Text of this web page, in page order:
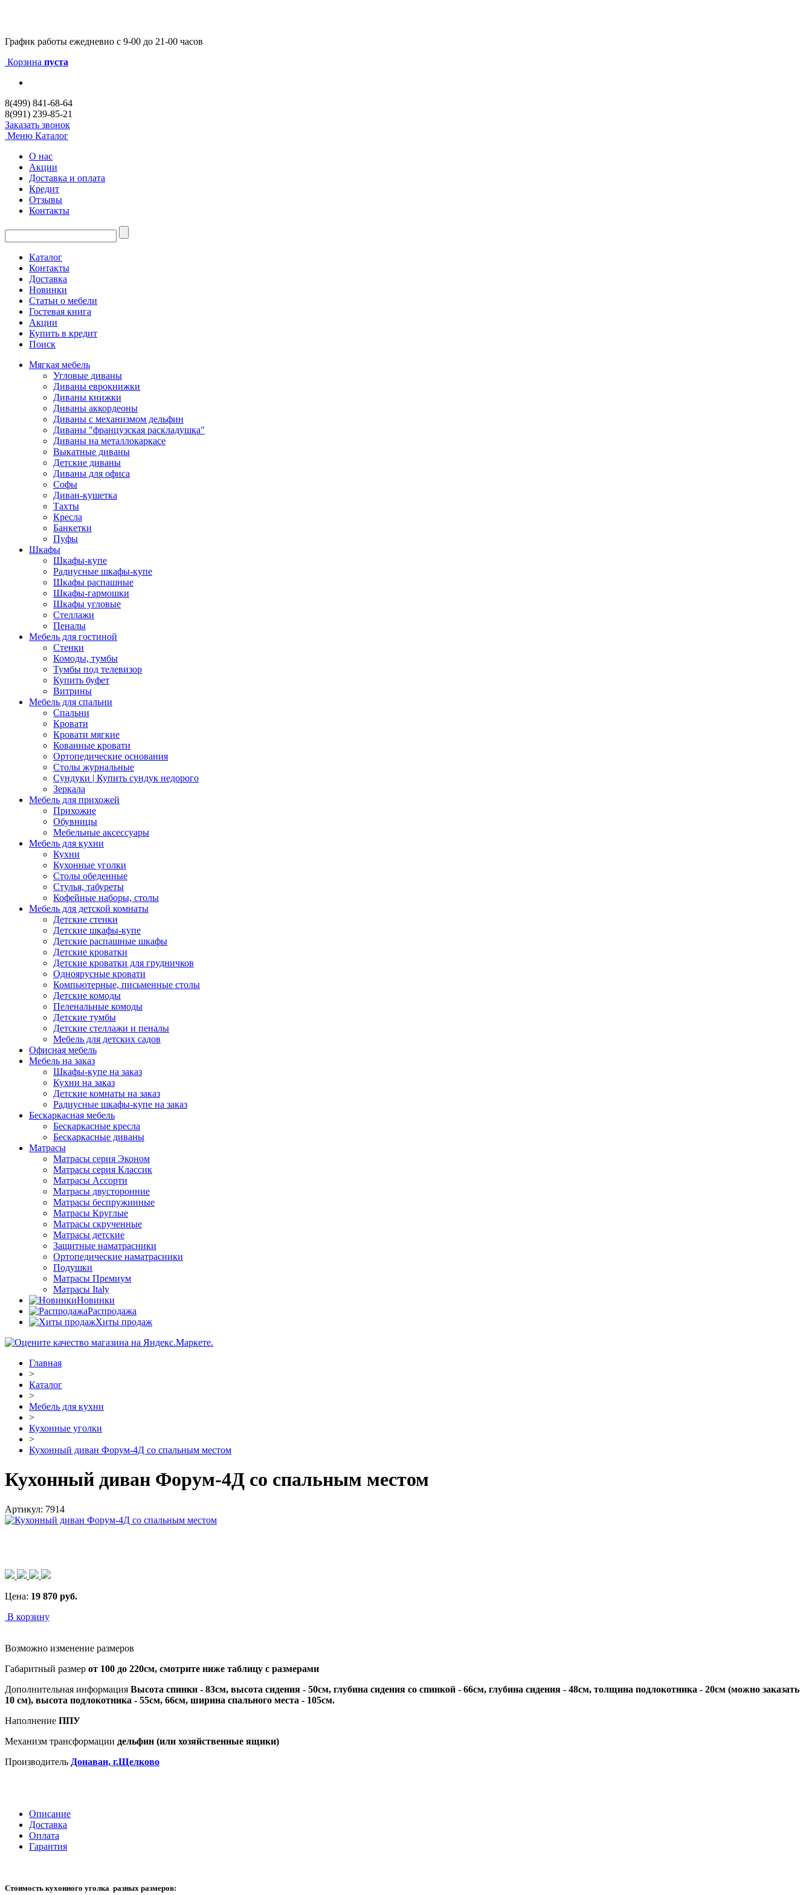
График работы ежедневно с 9-00 до 21-00 часов
Корзина пуста
8(499) 841-68-64
8(991) 239-85-21
Заказать звонок
Меню Каталог
О нас
Акции
Доставка и оплата
Кредит
Отзывы
Контакты
Каталог
Контакты
Доставка
Новинки
Статьи о мебели
Гостевая книга
Акции
Купить в кредит
Поиск
Мягкая мебель
Угловые диваны
Диваны еврокнижки
Диваны книжки
Диваны аккордеоны
Диваны с механизмом дельфин
Диваны "французская раскладушка"
Диваны на металлокаркасе
Выкатные диваны
Детские диваны
Диваны для офиса
Софы
Диван-кушетка
Тахты
Кресла
Банкетки
Пуфы
Шкафы
Шкафы-купе
Радиусные шкафы-купе
Шкафы распашные
Шкафы-гармошки
Шкафы угловые
Стеллажи
Пеналы
Мебель для гостиной
Стенки
Комоды, тумбы
Тумбы под телевизор
Купить буфет
Витрины
Мебель для спальни
Спальни
Кровати
Кровати мягкие
Кованные кровати
Ортопедические основания
Столы журнальные
Сундуки | Купить сундук недорого
Зеркала
Мебель для прихожей
Прихожие
Обувницы
Мебельные аксессуары
Мебель для кухни
Кухни
Кухонные уголки
Столы обеденные
Стулья, табуреты
Кофейные наборы, столы
Мебель для детской комнаты
Детские стенки
Детские шкафы-купе
Детские распашные шкафы
Детские кроватки
Детские кроватки для грудничков
Одноярусные кровати
Компьютерные, письменные столы
Детские комоды
Пеленальные комоды
Детские тумбы
Детские стеллажи и пеналы
Мебель для детских садов
Офисная мебель
Мебель на заказ
Шкафы-купе на заказ
Кухни на заказ
Детские комнаты на заказ
Радиусные шкафы-купе на заказ
Бескаркасная мебель
Бескаркасные кресла
Бескаркасные диваны
Матрасы
Матрасы серия Эконом
Матрасы серия Классик
Матрасы Ассорти
Матрасы двусторонние
Матрасы беспружинные
Матрасы Круглые
Матрасы скрученные
Матрасы детские
Защитные наматрасники
Ортопедические наматрасники
Подушки
Матрасы Премиум
Матрасы Italy
Новинки
Распродажа
Хиты продаж
Главная
>
Каталог
>
Мебель для кухни
>
Кухонные уголки
>
Кухонный диван Форум-4Д со спальным местом
Кухонный диван Форум-4Д со спальным местом
Артикул: 7914
Цена: 19 870 руб.
В корзину
Возможно изменение размеров
Габаритный размер от 100 до 220см, смотрите ниже таблицу с размерами
Дополнительная информация Высота спинки - 83см, высота сидения - 50см, глубина сидения со спинкой - 66см, глубина сидения - 48см, толщина подлокотника - 20см (можно заказать
10 см), высота подлокотника - 55см, 66см, ширина спального места - 105см.
Наполнение ППУ
Механизм трансформации дельфин (или хозяйственные ящики)
Производитель Донаван, г.Щелково
Описание
Доставка
Оплата
Гарантия
Стоимость кухонного уголка разных размеров: